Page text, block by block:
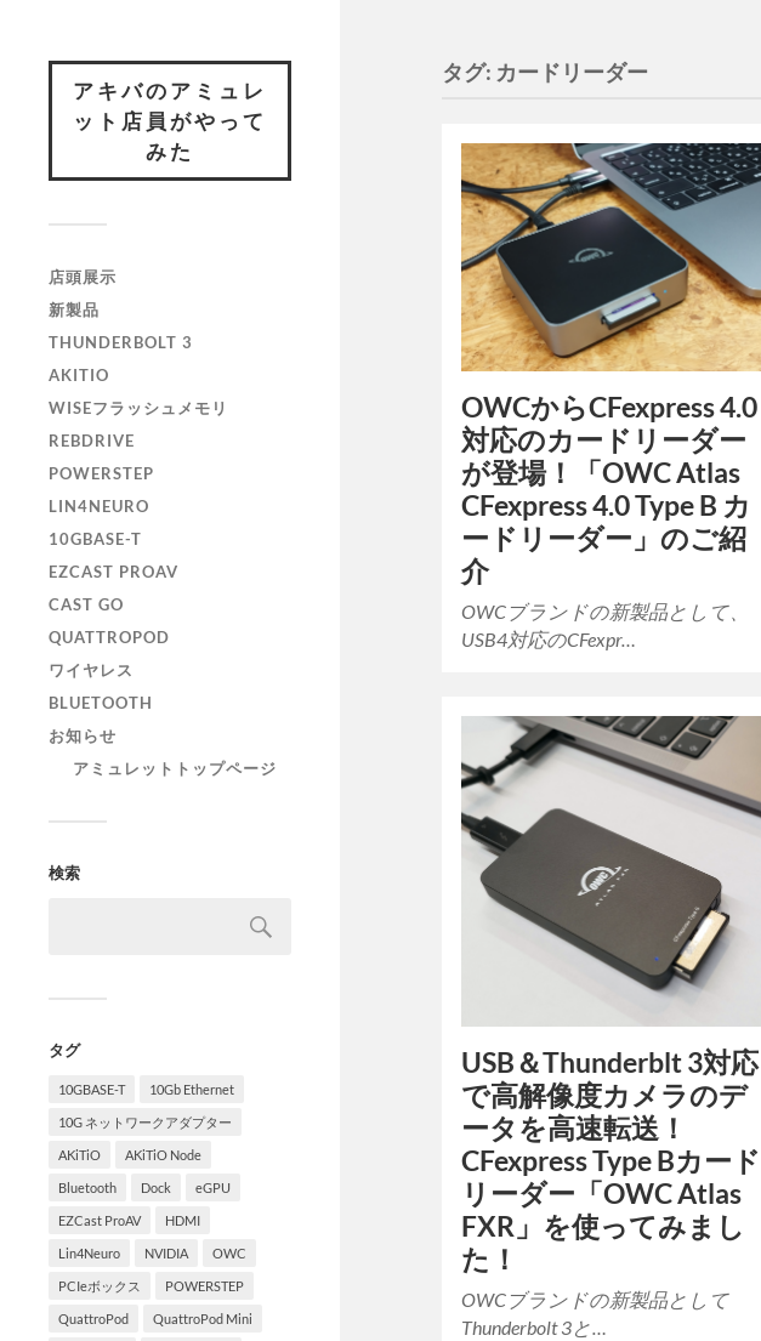
アキバのアミュレ
ット店員がやって
みた
店頭展示
新製品
THUNDERBOLT 3
AKITIO
WISEフラッシュメモリ
REBDRIVE
POWERSTEP
LIN4NEURO
10GBASE-T
EZCAST PROAV
CAST GO
QUATTROPOD
ワイヤレス
BLUETOOTH
お知らせ
アミュレットトップページ
検索
タグ
10GBASE-T 10Gb Ethernet
10G ネットワークアダプター
AKiTiO AKiTiO Node
Bluetooth Dock eGPU
EZCast ProAV HDMI
Lin4Neuro NVIDIA OWC
PCIeボックス POWERSTEP
QuattroPod QuattroPod Mini
タグ: カードリーダー
OWCからCFexpress 4.0
対応のカードリーダー
が登場！「OWC Atlas
CFexpress 4.0 Type B カ
ードリーダー」のご紹
介
OWCブランドの新製品として、
USB4対応のCFexpr…
USB＆Thunderblt 3対応
で高解像度カメラのデ
ータを高速転送！
CFexpress Type Bカード
リーダー「OWC Atlas
FXR」を使ってみまし
た！
OWCブランドの新製品として
Thunderbolt 3と…